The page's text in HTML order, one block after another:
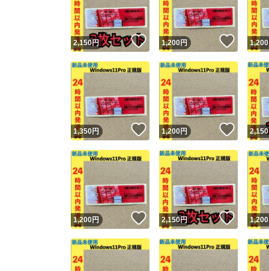
他フ
スピード
※このバ
スピ
スピ
安心
2,150円 いいね！
1,200円 いいね
1,200
1,350円 いいね！
1,200円 いいね
2,150
1,200円 いいね！
2,150円 いいね
1,200